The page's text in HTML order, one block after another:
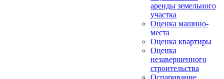
аренды земельного
участка
Оценка машино-
места
Оценка квартиры
Оценка
незавершенного
строительства
Оспаривание